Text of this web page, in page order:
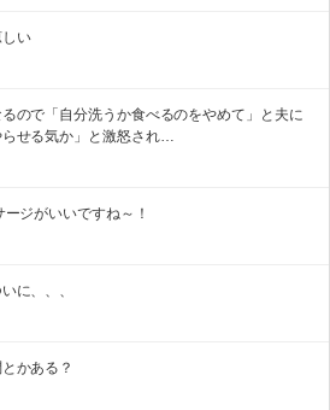
しい
ので「自分洗うか食べるのをやめて」と夫に
せる気か」と激怒され…
ジがいいですね～！
に、、、
かある？